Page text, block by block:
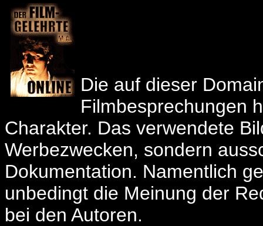
Die auf dieser
Filmbesprechungen
Charakter. Das verwendete
Werbezwecken, sondern
Dokumentation. Namentlich
unbedingt die Meinung der
bei den Autoren.